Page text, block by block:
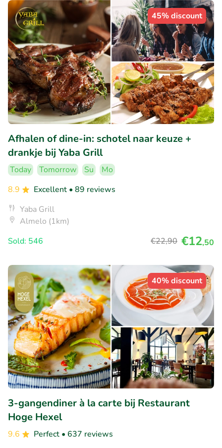
45% discount
Afhalen of dine-in: schotel naar keuze +
drankje bij Yaba Grill
Today Tomorrow Su
Mo
8.9
Excellent • 89 reviews
Yaba Grill
Almelo (1km)
Sold: 546
€22,90 €12,50
40% discount
3-gangendiner à la carte bij Restaurant
Hoge Hexel
9.6 Perfect • 637 reviews